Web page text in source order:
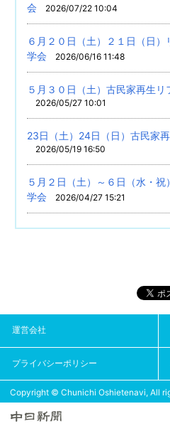
会
2026/07/22 10:04
６月２０日（土）２１日（日
学会
2026/06/16 11:48
５月３０日（土）古民家再生
2026/05/27 10:01
23日（土）24日（日）古民家
2026/05/19 16:50
５月２日（土）～６日（水・
学会
2026/04/27 15:21
運営会社
プライバシーポリシー
Copyright © Chunichi Oshietenavi, All